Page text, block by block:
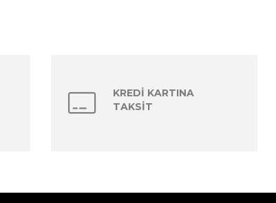
KREDİ KARTINA
TAKSİT